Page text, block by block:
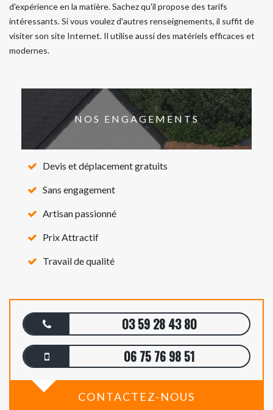
d'expérience en la matière. Sachez qu'il propose des tarifs
intéressants. Si vous voulez d'autres renseignements, il suffit de
visiter son site Internet. Il utilise aussi des matériels efficaces et
modernes.
NOS ENGAGEMENTS
Devis et déplacement gratuits
Sans engagement
Artisan passionné
Prix Attractif
Travail de qualité
03 59 28 43 80
06 75 76 98 51
CONTACTEZ-NOUS